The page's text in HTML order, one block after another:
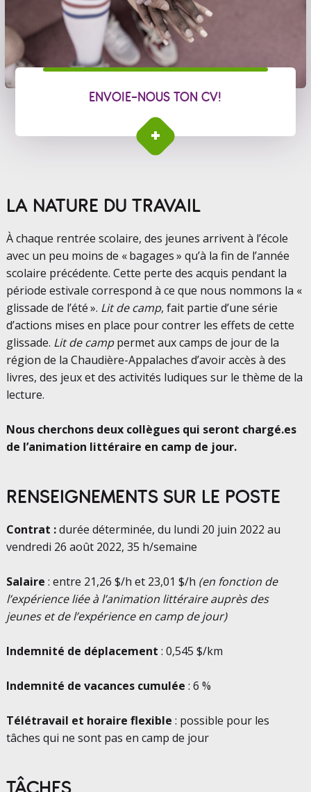
ENVOIE-NOUS TON CV!
LA NATURE DU TRAVAIL
À chaque rentrée scolaire, des jeunes arrivent à l’école
avec un peu moins de « bagages » qu’à la fin de l’année
scolaire précédente. Cette perte des acquis pendant la
période estivale correspond à ce que nous nommons la «
glissade de l’été ». Lit de camp, fait partie d’une série
d’actions mises en place pour contrer les effets de cette
glissade. Lit de camppermet aux camps de jour de la
région de la Chaudière-Appalaches d’avoir accès à des
livres, des jeux et des activités ludiques sur le thème de la
lecture.
Nous cherchons deux collègues qui seront chargé.es
de l’animation littéraire en camp de jour.
RENSEIGNEMENTS SUR LE POSTE
Contrat :durée déterminée, du lundi 20 juin 2022 au
vendredi 26 août 2022, 35 h/semaine
Salaire : entre 21,26 $/h et 23,01 $/h (en fonction de
l’expérience liée à l’animation littéraire auprès des
jeunes et de l’expérience en camp de jour)
Indemnité de déplacement : 0,545 $/km
Indemnité de vacances cumulée : 6 %
Télétravail et horaire flexible : possible pour les
tâches qui ne sont pas en camp de jour